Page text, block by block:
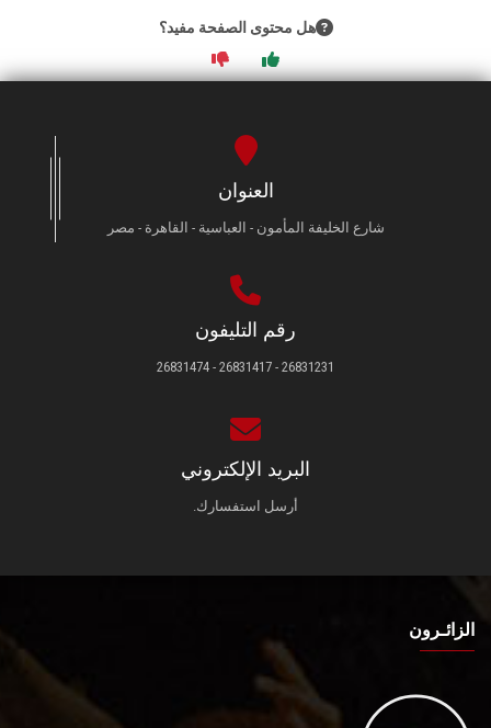
سجل الان
هل محتوى الصفحة مفيد؟
العنوان
شارع الخليفة المأمون - العباسية - القاهرة - مصر
رقم التليفون
26831231 - 26831417 - 26831474
البريد الإلكتروني
أرسل استفسارك.
الزائـرون